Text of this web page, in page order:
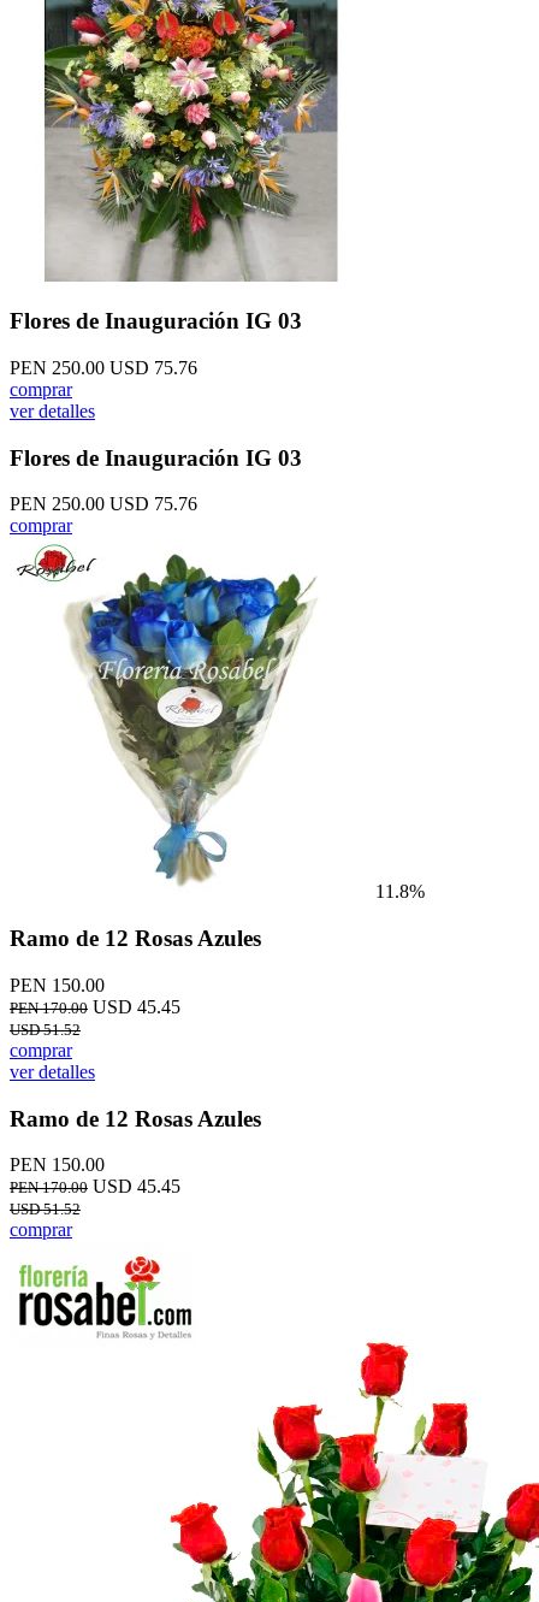
Flores de Inauguración IG 03
PEN 250.00 USD 75.76
comprar
ver detalles
Flores de Inauguración IG 03
PEN 250.00 USD 75.76
comprar
11.8%
Ramo de 12 Rosas Azules
PEN 150.00
PEN 170.00 USD 45.45
USD 51.52
comprar
ver detalles
Ramo de 12 Rosas Azules
PEN 150.00
PEN 170.00 USD 45.45
USD 51.52
comprar